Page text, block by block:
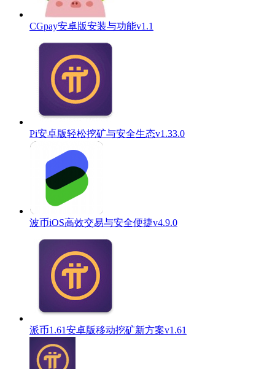
CGpay安卓版安装与功能v1.1
Pi安卓版轻松挖矿与安全生态v1.33.0
波币iOS高效交易与安全便捷v4.9.0
派币1.61安卓版移动挖矿新方案v1.61